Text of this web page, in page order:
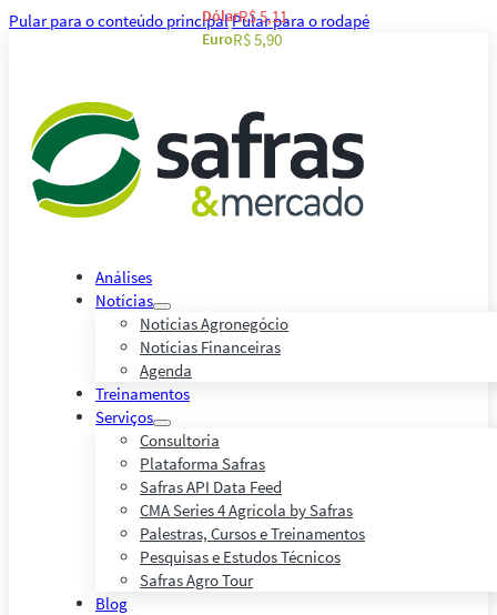
Pular para o conteúdo principalPular para o rodapé
Análises
Notícias
Notícias Agronegócio
Notícias Financeiras
Agenda
Treinamentos
Serviços
Consultoria
Plataforma Safras
Safras API Data Feed
CMA Series 4 Agrícola by Safras
Palestras, Cursos e Treinamentos
Pesquisas e Estudos Técnicos
Safras Agro Tour
Blog
DólarR$ 5,11
EuroR$ 5,90